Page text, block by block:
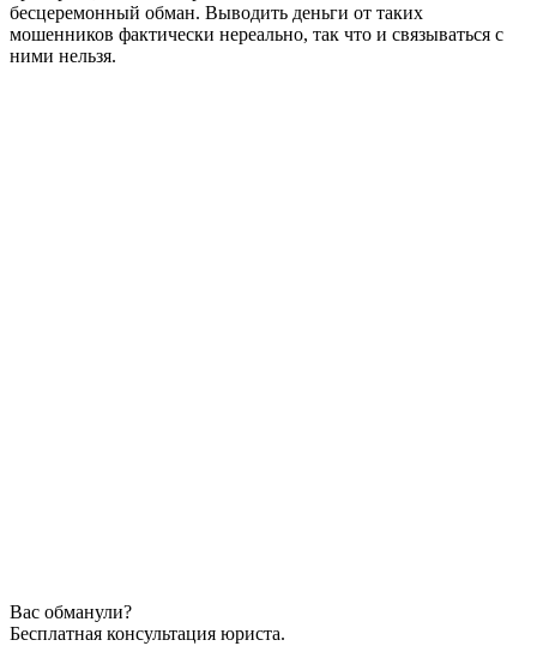
бесцеремонный обман. Выводить деньги от таких
мошенников фактически нереально, так что и связываться с
ними нельзя.
Вас обманули?
Бесплатная консультация юриста.